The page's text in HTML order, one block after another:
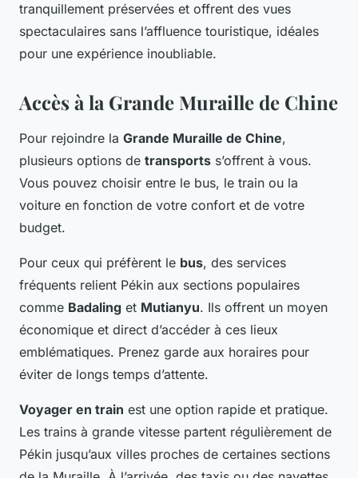
tranquillement préservées et offrent des vues
spectaculaires sans l’affluence touristique, idéales
pour une expérience inoubliable.
Accès à la Grande Muraille de Chine
Pour rejoindre la Grande Muraille de Chine,
plusieurs options de transports s’offrent à vous.
Vous pouvez choisir entre le bus, le train ou la
voiture en fonction de votre confort et de votre
budget.
Pour ceux qui préfèrent le bus, des services
fréquents relient Pékin aux sections populaires
comme Badaling et Mutianyu. Ils offrent un moyen
économique et direct d’accéder à ces lieux
emblématiques. Prenez garde aux horaires pour
éviter de longs temps d’attente.
Voyager en train est une option rapide et pratique.
Les trains à grande vitesse partent régulièrement de
Pékin jusqu’aux villes proches de certaines sections